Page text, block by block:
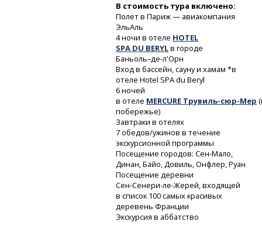
В стоимость тура включено:
Полет в Париж — авиакомпания
ЭльАль
4 ночи в отеле HOTEL
SPA DU BERYLв городе
Баньоль–де-л'Орн
Вход в бассейн, сауну и хамам *в
отеле Hotel SPA du Beryl
6 ночей
в отеле MERCURE Трувиль-сюр-Мер
побережье)
Завтраки в отелях
7 обедов/ужинов в течение
экскурсионной программы
Посещение городов:Сен-Мало,
Динан, Байо, Довиль, Онфлер, Руан
Посещение деревни
Сен-Сенери-ле-Жерей,входящей
в список 100 самых красивых
деревень Франции
Экскурсия в аббатство